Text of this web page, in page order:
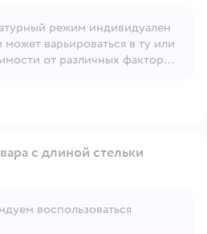
Открыть вопрос
режим индивидуален
варьироваться в ту или
от различных факторов
Открыть вопрос
с длиной стельки
воспользоваться